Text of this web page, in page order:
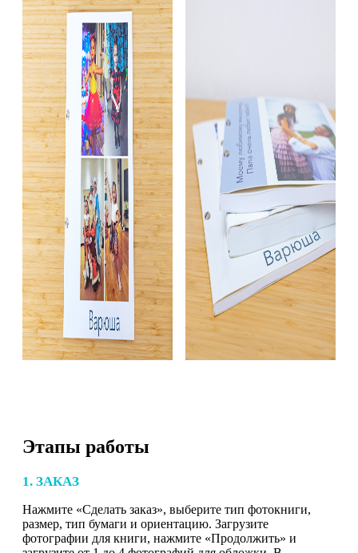
Этапы работы
1. ЗАКАЗ
Нажмите «Сделать заказ», выберите тип фотокниги,
размер, тип бумаги и ориентацию. Загрузите
фотографии для книги, нажмите «Продолжить» и